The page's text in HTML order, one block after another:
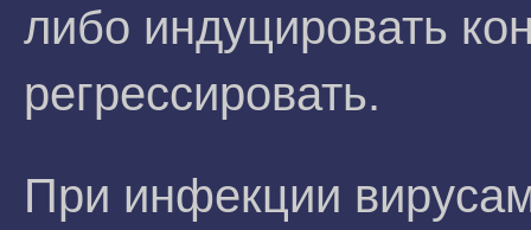
либо индуцировать
регрессировать.
При инфекции